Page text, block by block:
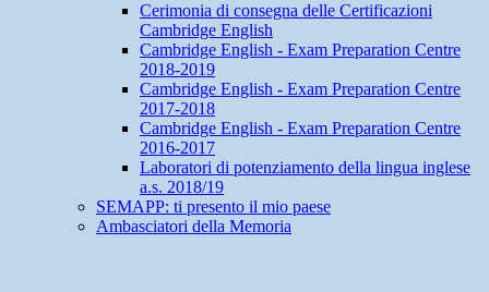
Cerimonia di consegna delle Certificazioni
Cambridge English
Cambridge English - Exam Preparation Centre
2018-2019
Cambridge English - Exam Preparation Centre
2017-2018
Cambridge English - Exam Preparation Centre
2016-2017
Laboratori di potenziamento della lingua inglese
a.s. 2018/19
SEMAPP: ti presento il mio paese
Ambasciatori della Memoria